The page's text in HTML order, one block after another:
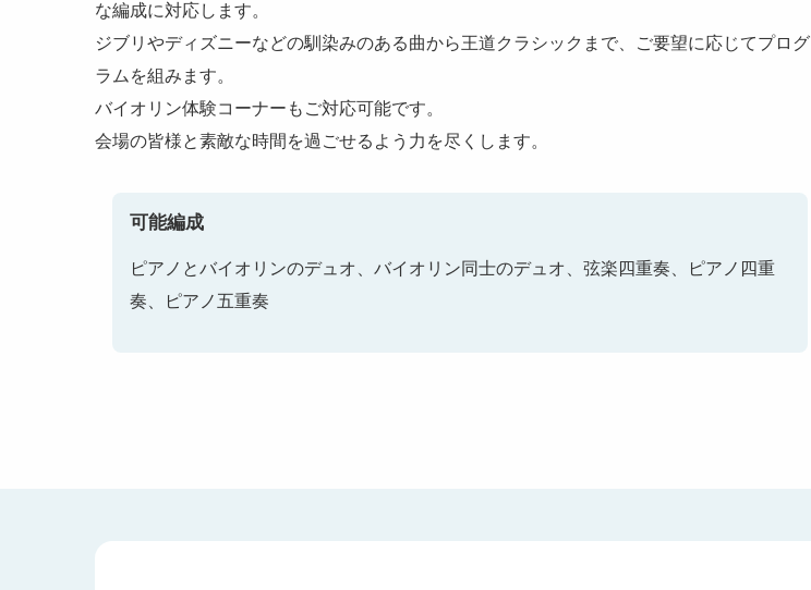
第11回〜第20回
な編成に対応します。
ジブリやディズニーなどの馴染みのある曲から王道クラシックまで、ご要望に応じてプログ
ラムを組みます。
バイオリン体験コーナーもご対応可能です。
会場の皆様と素敵な時間を過ごせるよう力を尽くします。
可能編成
ピアノとバイオリンのデュオ、バイオリン同士のデュオ、弦楽四重奏、ピアノ四重
奏、ピアノ五重奏